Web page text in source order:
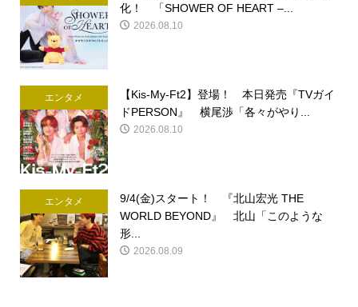
化！ 「SHOWER OF HEART –...
2026.08.10
エンタメ
【Kis-My-Ft2】登場！ 本日発売『TVガイ
ドPERSON』 横尾渉「各々がやり...
2026.08.10
エンタメ
9/4(金)スタート！ 『北山宏光 THE
WORLD BEYOND』 北山「このような
形...
2026.08.09